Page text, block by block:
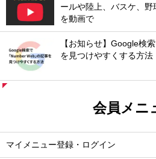
ールや陸上、バスケ、
を動画で
【お知らせ】Google検
を見つけやすくする方法
会員メニ
マイメニュー登録・ログイン